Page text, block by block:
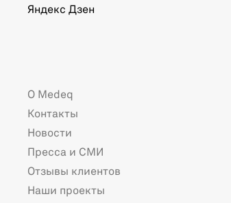
Яндекс Дзен
О Medeq
Контакты
Новости
Пресса и СМИ
Отзывы клиентов
Наши проекты